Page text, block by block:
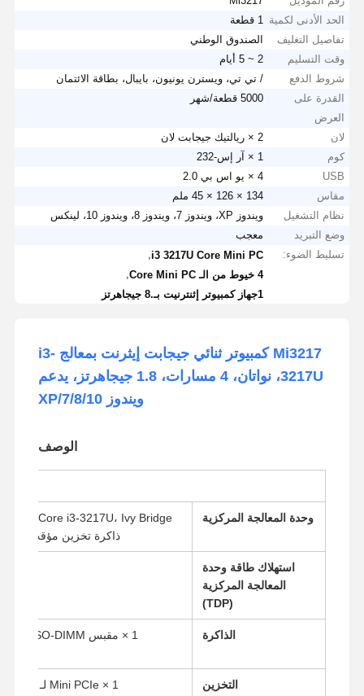
الحد الأدنى لكمية
1 قطعة
تفاصيل التغليف
الصندوق الوطني
وقت التسليم
2 ~ 5 أيام
شروط الدفع
/ تي تي، ويسترن يونيون، بايبال، بطاقة الائتمان
القدرة على
العرض
5000 قطعة/شهر
لان
2 × ريالتيك جيجابت لان
كوم
1 × آر إس-232
USB
4 × يو اس بي 2.0
مقاس
134 × 126 × 45 ملم
نظام التشغيل
ويندوز XP، ويندوز 7، ويندوز 8، ويندوز 10، لينكس
وضع التبريد
معجب
تسليط الضوء:
i3 3217U Core Mini PC
4 خيوط من الـ Core Mini PC
1جهاز كمبيوتر إثنترنيت بـ.8 جيجاهرتز
Mi3217 كمبيوتر ثنائي جيجابت إيثرنت بمعالج i3-
3217U، نواتان، 4 مسارات، 1.8 جيجاهرتز، يدعم
ويندوز XP/7/8/10
الوصف
وحدة المعالجة المركزية
ذاكرة تخزين مؤقت 3 ميجابايت، رسومات Intel HD 4000.
استهلاك طاقة وحدة
المعالجة المركزية
(TDP)
الذاكرة
التخزين 1 × Mini PCIe لـ mSATA SSD، 1 × 2.5 بوصة HDD/SSD